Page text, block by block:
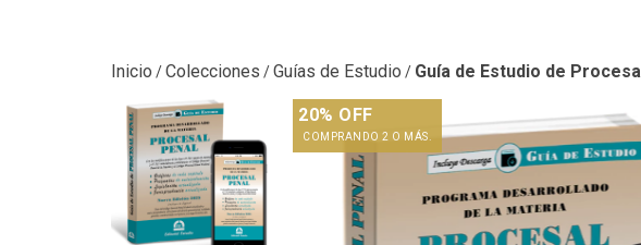
Inicio /Colecciones /Guías de Estudio / Guía de Estudio de
20% OFF
COMPRANDO 2 O MÁS.